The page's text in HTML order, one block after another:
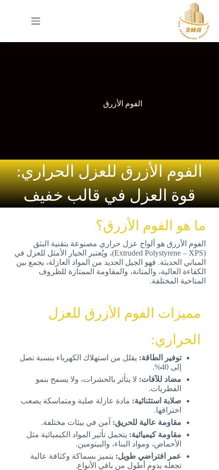
الفوم الأزرق
الفوم الأزرق للعزل الحراري:
قوة العزل في قالب خفيف
ما هو الفوم الأزرق؟
الفوم الأزرق هو ألواح عزل حراري مصنوعة بتقنية البثق
(Extruded Polystyrene – XPS)، ويُعتبر الخيار الأمثل للعزل في
المباني الحديثة. فهو الجيل الجديد من المواد العازلة، يجمع بين
الكفاءة العالية، والمتانة، والمقاومة الممتازة للظروف
المناخية المختلفة.
مميزات الفوم الأزرق للعزل
الحراري:​
توفير الطاقة: يقلل من استهلاك الكهرباء بنسبة تصل
إلى 40%.
مضاد للآفات: لا يتأثر بالحشرات، ولا يسمح بنمو
الفطريات.
صلابة استثنائية: مادة عازلة صلبة ومتماسكة يصعب
اختراقها.
مقاومة عالية للحريق: آمن في بيئات مختلفة.
مقاومة كيميائية: يتحمل تأثير المواد الكيميائية مثل
الأحماض، ومواد البناء، والبيتومين.
عمر افتراضي طويل: يتميز بسماكة وكثافة عالية
تجعله يدوم أطول من باقي الأنواع.